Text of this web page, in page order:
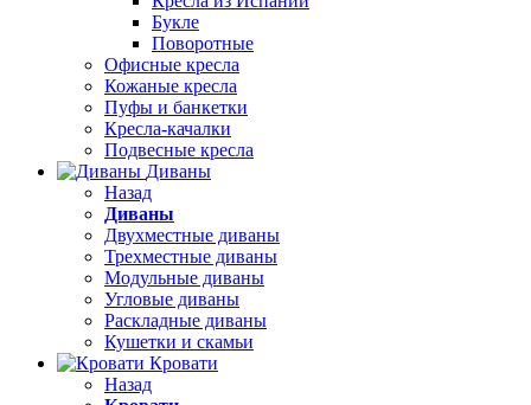
Букле
Поворотные
Офисные кресла
Кожаные кресла
Пуфы и банкетки
Кресла-качалки
Подвесные кресла
Диваны
Назад
Диваны
Двухместные диваны
Трехместные диваны
Модульные диваны
Угловые диваны
Раскладные диваны
Кушетки и скамьи
Кровати
Назад